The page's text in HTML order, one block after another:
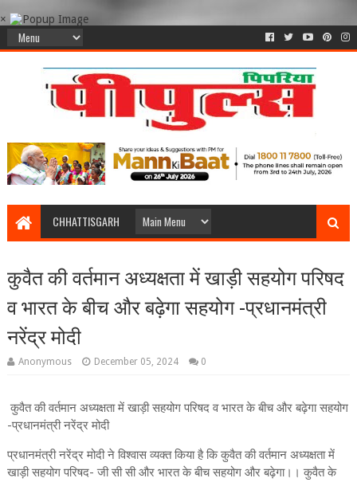
×
CHHATTISGARH
कुवैत की वर्तमान अध्यक्षता में खाड़ी सहयोग परिषद
व भारत के बीच और बढ़ेगा सहयोग -प्रधानमंत्री
नरेंद्र मोदी
Anonymous December 05, 2024 0
कुवैत की वर्तमान अध्यक्षता में खाड़ी सहयोग परिषद व भारत के बीच और बढ़ेगा सहयोग
-प्रधानमंत्री नरेंद्र मोदी
प्रधानमंत्री नरेंद्र मोदी ने विश्वास व्यक्त किया है कि कुवैत की वर्तमान अध्यक्षता में
खाड़ी सहयोग परिषद- जी सी सी और भारत के बीच सहयोग और बढ़ेगा।। कुवैत के